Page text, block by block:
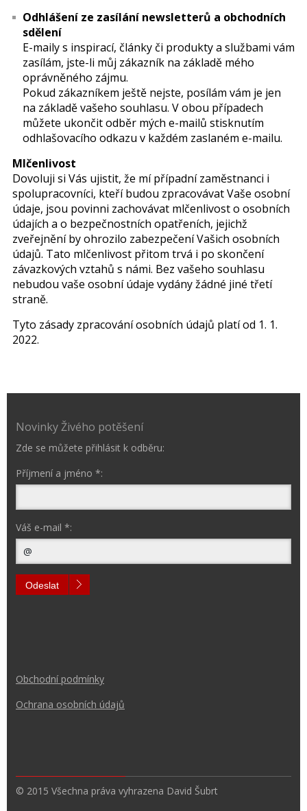
Odhlášení ze zasílání newsletterů a obchodních
sdělení
E-maily s inspirací, články či produkty a službami vám
zasílám, jste-li můj zákazník na základě mého
oprávněného zájmu.
Pokud zákazníkem ještě nejste, posílám vám je jen
na základě vašeho souhlasu. V obou případech
můžete ukončit odběr mých e-mailů stisknutím
odhlašovacího odkazu v každém zaslaném e-mailu.
Mlčenlivost
Dovoluji si Vás ujistit, že mí případní zaměstnanci i
spolupracovníci, kteří budou zpracovávat Vaše osobní
údaje, jsou povinni zachovávat mlčenlivost o osobních
údajích a o bezpečnostních opatřeních, jejichž
zveřejnění by ohrozilo zabezpečení Vašich osobních
údajů. Tato mlčenlivost přitom trvá i po skončení
závazkových vztahů s námi. Bez vašeho souhlasu
nebudou vaše osobní údaje vydány žádné jiné třetí
straně.
Tyto zásady zpracování osobních údajů platí od 1. 1.
2022.
Novinky Živého potěšení
Zde se můžete přihlásit k odběru:
Příjmení a jméno *:
Váš e-mail *:
Odeslat
Obchodní podmínky
Ochrana osobních údajů
© 2015 Všechna práva vyhrazena David Šubrt